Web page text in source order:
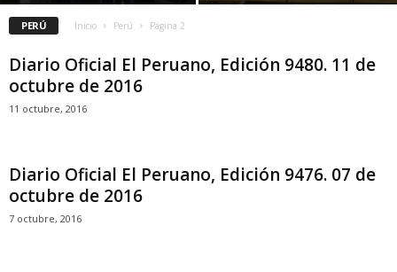
PERÚ Inicio Perú Página 2
Diario Oficial El Peruano, Edición 9480. 11 de
octubre de 2016
11 octubre, 2016
Diario Oficial El Peruano, Edición 9476. 07 de
octubre de 2016
7 octubre, 2016